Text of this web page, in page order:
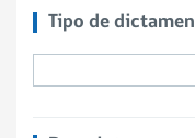
Tipo de dictamen